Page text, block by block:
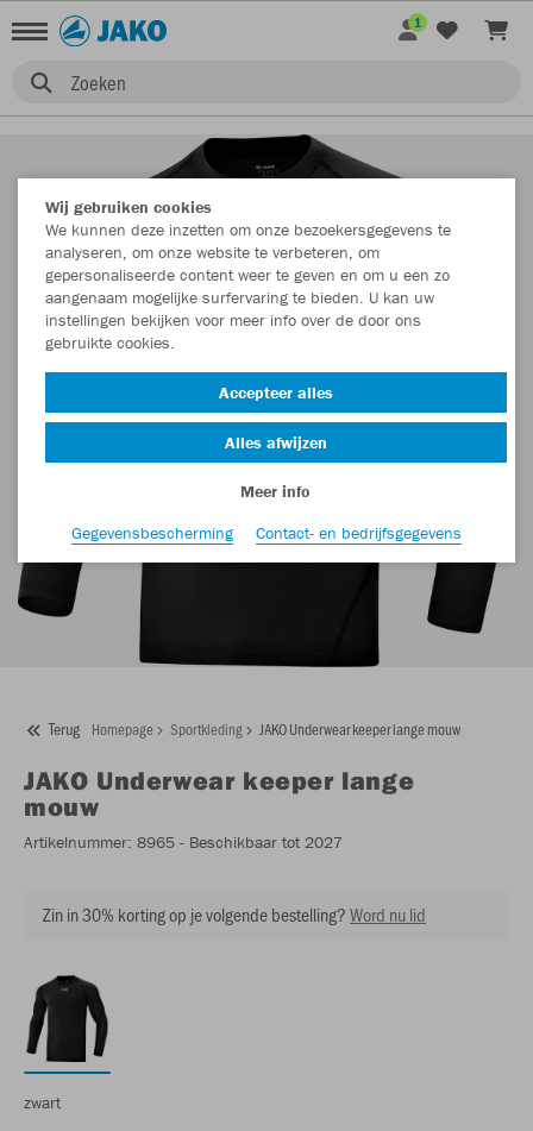
Zoeken
1
Terug Homepage Sportkleding JAKO Underwear keeper lange mouw
JAKO Underwear keeper lange
mouw
Artikelnummer: 8965 - Beschikbaar tot 2027
Zin in 30% korting op je volgende bestelling?Word nu lid
zwart
Wij gebruiken cookies
We kunnen deze inzetten om onze bezoekersgegevens te
analyseren, om onze website te verbeteren, om
gepersonaliseerde content weer te geven en om u een zo
aangenaam mogelijke surfervaring te bieden. U kan uw
instellingen bekijken voor meer info over de door ons
gebruikte cookies.
Accepteer alles
Alles afwijzen
Meer info
Gegevensbescherming
Contact- en bedrijfsgegevens